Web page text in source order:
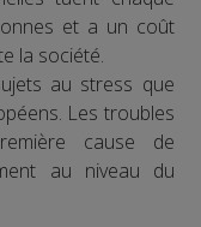
et a un coût
la société.
au stress que
Les troubles
cause de
au niveau du